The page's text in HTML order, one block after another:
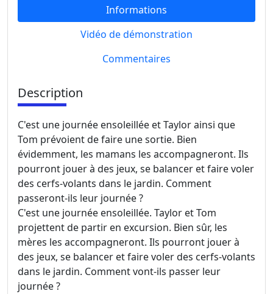
Informations
Vidéo de démonstration
Commentaires
Description
C'est une journée ensoleillée et Taylor ainsi que
Tom prévoient de faire une sortie. Bien
évidemment, les mamans les accompagneront. Ils
pourront jouer à des jeux, se balancer et faire voler
des cerfs-volants dans le jardin. Comment
passeront-ils leur journée ?
C'est une journée ensoleillée. Taylor et Tom
projettent de partir en excursion. Bien sûr, les
mères les accompagneront. Ils pourront jouer à
des jeux, se balancer et faire voler des cerfs-volants
dans le jardin. Comment vont-ils passer leur
journée ?